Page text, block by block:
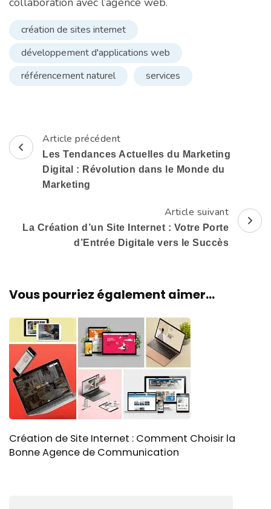
création de sites internet
développement d'applications web
référencement naturel
services
Navigation
d'article
Article précédent
Les Tendances Actuelles du Marketing
Digital : Révolution dans le Monde du
Marketing
Article suivant
La Création d’un Site Internet : Votre Porte
d’Entrée Digitale vers le Succès
Vous pourriez également aimer...
Création de Site Internet : Comment Choisir la
Bonne Agence de Communication